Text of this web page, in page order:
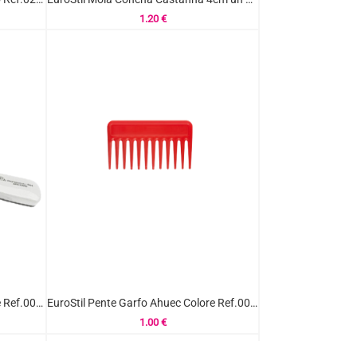
1.20 €
EuroStil Escova Esqueleto Grande Ref.00584 EuroStil Pente Garfo Ahuec Colore Ref.00419
1.00 €